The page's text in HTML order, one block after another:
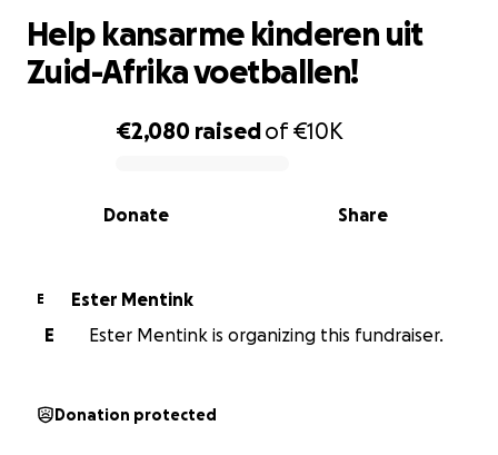
0% complete
€2,080 raisedof€10K
Share
Donate
Help kansarme kinderen uit
Zuid-Afrika voetballen!
E
Ester Mentink
E
Ester Mentink is organizing this fundraiser.
Donation protected